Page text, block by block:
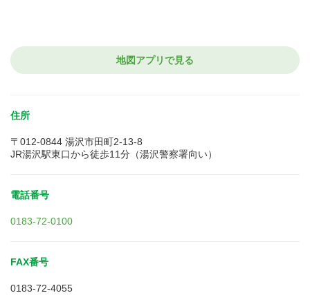
地図アプリで見る
住所
〒012-0844 湯沢市田町2-13-8
JR湯沢駅東口から徒歩11分（湯沢警察署向い）
電話番号
0183-72-0100
FAX番号
0183-72-4055